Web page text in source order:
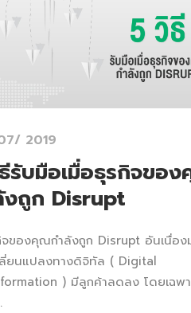
2019
รับมือเมื่อธุรกิจขอ
งถูก Disrupt
จของคุณกำลังถูก Disrupt อันเนื่อง
ลี่ยนแปลงทางดิจิทัล ( Digital
) มีลูกค้าลดลง โดยเฉพา